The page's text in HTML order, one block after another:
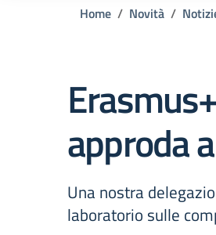
Home Novità
approda
Una nostra
laboratorio sulle